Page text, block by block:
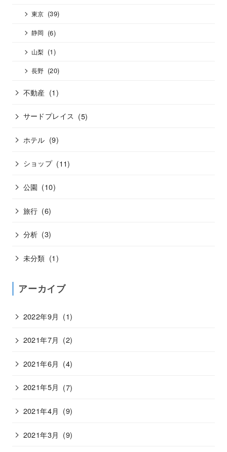
東京 (39)
静岡 (6)
山梨 (1)
長野 (20)
不動産 (1)
サードプレイス (5)
ホテル (9)
ショップ (11)
公園 (10)
旅行 (6)
分析 (3)
未分類 (1)
アーカイブ
2022年9月 (1)
2021年7月 (2)
2021年6月 (4)
2021年5月 (7)
2021年4月 (9)
2021年3月 (9)